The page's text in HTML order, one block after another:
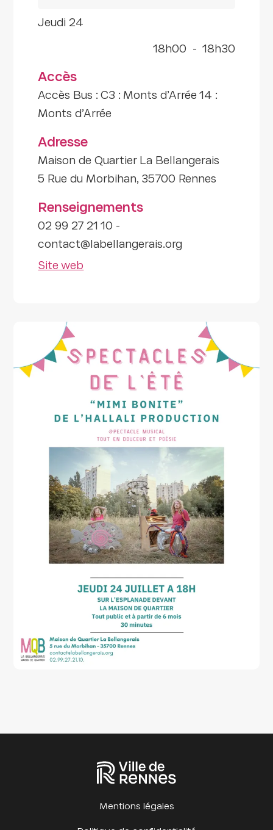
jeudi 24
18h00 - 18h30
Accès
Accès Bus : C3 : Monts d’Arrée 14 :
Monts d’Arrée
Adresse
Maison de Quartier La Bellangerais
5 Rue du Morbihan, 35700 Rennes
Renseignements
02 99 27 21 10 -
contact@labellangerais.org
Site web
Mentions légales